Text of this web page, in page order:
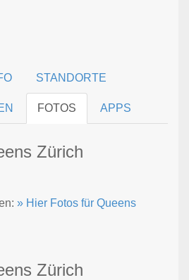
STANDORTE
FOTOS APPS
Zürich
» Hier Fotos für Queens
Zürich